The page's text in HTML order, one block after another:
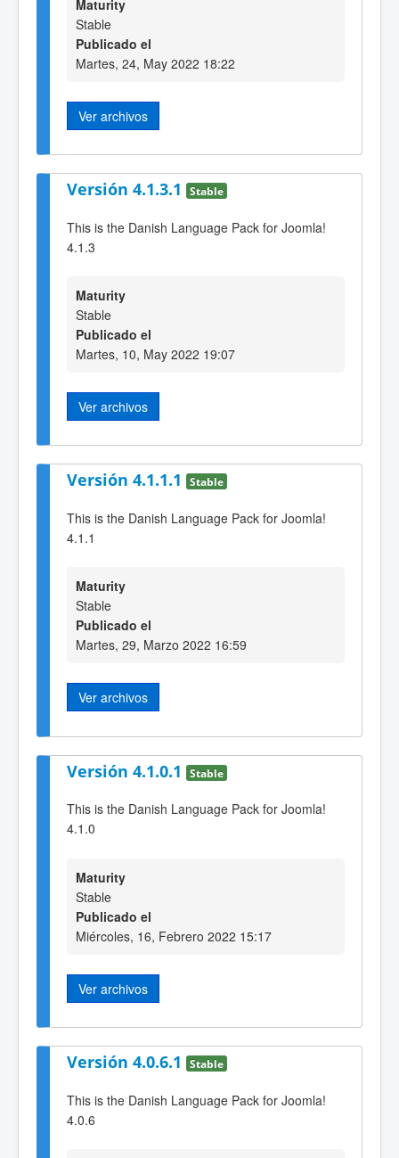
Maturity
Stable
Publicado el
Martes, 24, May 2022 18:22
Ver archivos
Versión 4.1.3.1 Stable
This is the Danish Language Pack for Joomla!
4.1.3
Maturity
Stable
Publicado el
Martes, 10, May 2022 19:07
Ver archivos
Versión 4.1.1.1 Stable
This is the Danish Language Pack for Joomla!
4.1.1
Maturity
Stable
Publicado el
Martes, 29, Marzo 2022 16:59
Ver archivos
Versión 4.1.0.1 Stable
This is the Danish Language Pack for Joomla!
4.1.0
Maturity
Stable
Publicado el
Miércoles, 16, Febrero 2022 15:17
Ver archivos
Versión 4.0.6.1 Stable
This is the Danish Language Pack for Joomla!
4.0.6